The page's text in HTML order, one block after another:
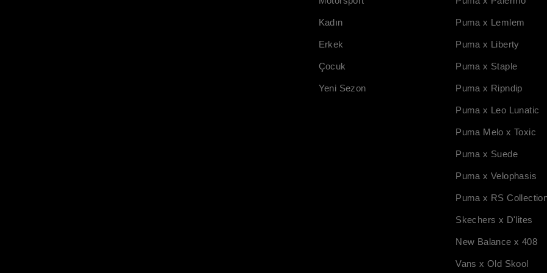
Kadın
Erkek
Çocuk
Yeni Sezon
Puma x Lemlem
Puma x Liberty
Puma x Staple
Puma x Ripndip
Puma x Leo Lunatic
Puma Melo x Toxic
Puma x Suede
Puma x Velophasis
Puma x RS
Skechers x D'lites
New Balance x 408
Vans x Old Skool